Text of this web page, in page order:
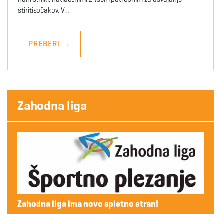
štiritisočakov. V…
PREBERI →
Zahodna liga
Zahodna liga ima novo spletno stran!